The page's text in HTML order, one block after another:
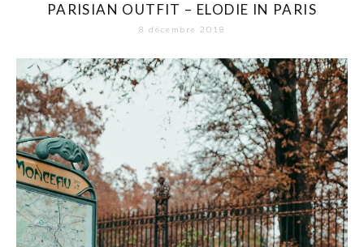
PARISIAN OUTFIT – ELODIE IN PARIS
8 décembre 2018